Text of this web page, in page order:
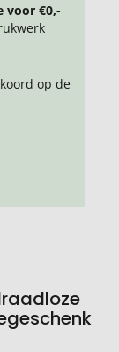
voor €0,-
op de